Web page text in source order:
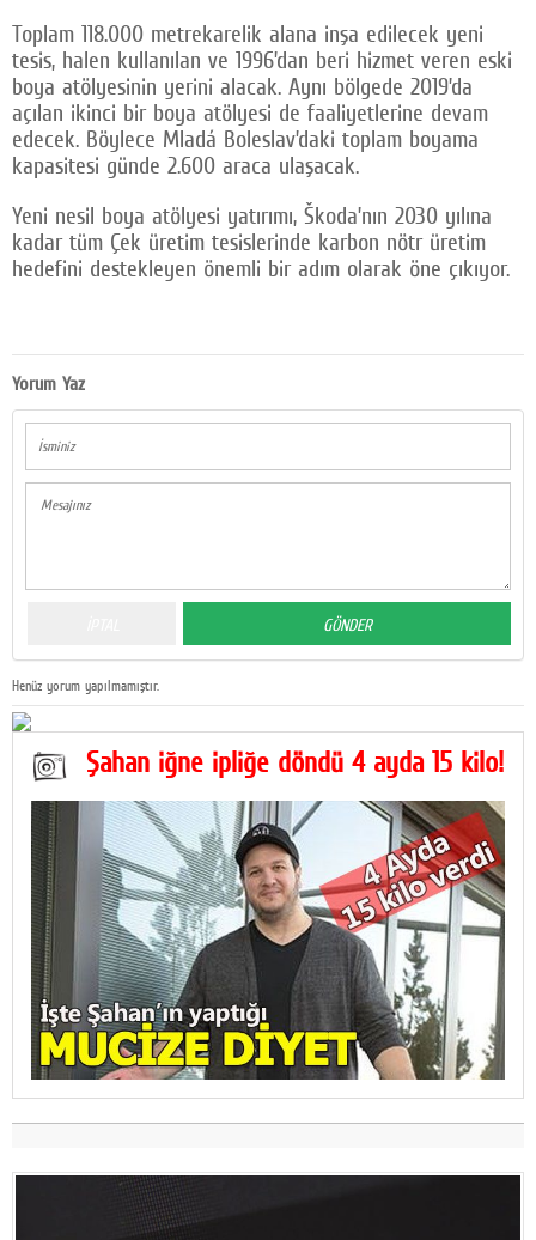
Toplam 118.000 metrekarelik alana inşa edilecek yeni
tesis, halen kullanılan ve 1996’dan beri hizmet veren eski
boya atölyesinin yerini alacak. Aynı bölgede 2019’da
açılan ikinci bir boya atölyesi de faaliyetlerine devam
edecek. Böylece Mladá Boleslav’daki toplam boyama
kapasitesi günde 2.600 araca ulaşacak.
Yeni nesil boya atölyesi yatırımı, Škoda’nın 2030 yılına
kadar tüm Çek üretim tesislerinde karbon nötr üretim
hedefini destekleyen önemli bir adım olarak öne çıkıyor.
Yorum Yaz
Henüz yorum yapılmamıştır.
Şahan iğne ipliğe döndü 4 ayda 15 kilo!